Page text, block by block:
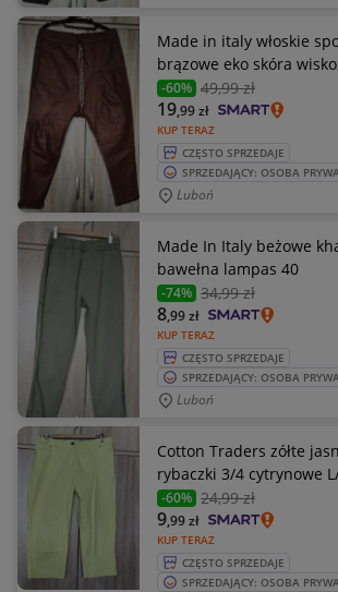
Made in italy włoskie
brązowe eko skóra
-60% 49,99 zł
KUP TERAZ
19,99zł
CZĘSTO SPRZEDAJE
SPRZEDAJĄCY: OSOBA
Luboń
Made In Italy beżowe khaki
bawełna lampas 40
-74% 34,99 zł
KUP TERAZ
8,99zł
CZĘSTO SPRZEDAJE
SPRZEDAJĄCY: OSOBA
Luboń
Cotton Traders zółte
rybaczki 3/4 cytrynowe
-60% 24,99 zł
KUP TERAZ
9,99zł
CZĘSTO SPRZEDAJE
SPRZEDAJĄCY: OSOBA